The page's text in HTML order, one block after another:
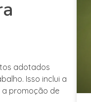
adotados
Isso inclui a
a promoção de